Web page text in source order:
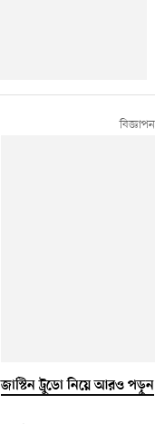
জাস্টিন ট্রুডো নিয়ে আরও পড়ুন